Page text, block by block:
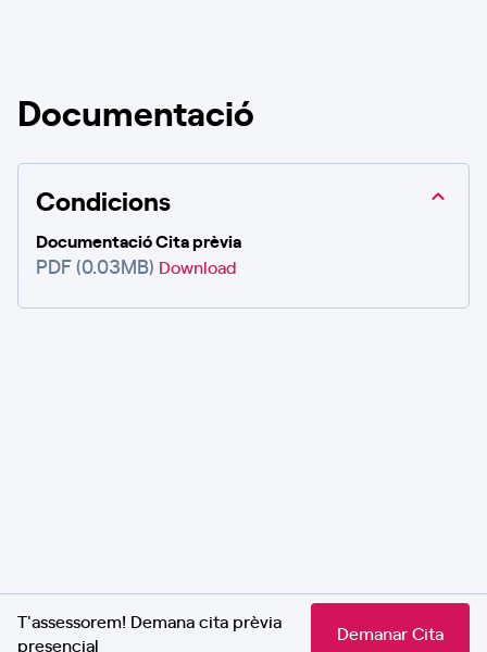
Documentació
Condicions
Documentació Cita prèvia
PDF (0.03MB) Download
T'assessorem! Demana cita prèvia
presencial
Demanar Cita